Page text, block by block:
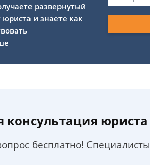
развернутый
юриста и знаете как
консультация юриста
бесплатно!